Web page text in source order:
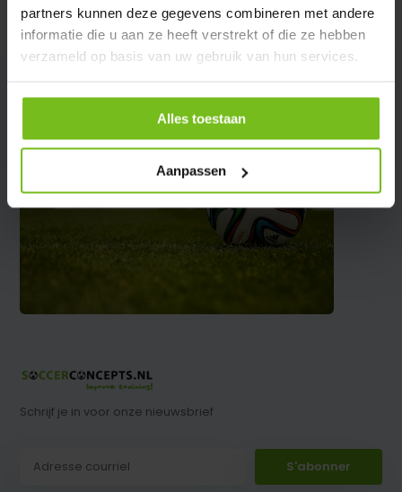
partners kunnen deze gegevens combineren met andere
informatie die u aan ze heeft verstrekt of die ze hebben
verzameld op basis van uw gebruik van hun services.
Alles toestaan
Aanpassen
Partager
Schrijf je in voor onze nieuwsbrief
S'abonner